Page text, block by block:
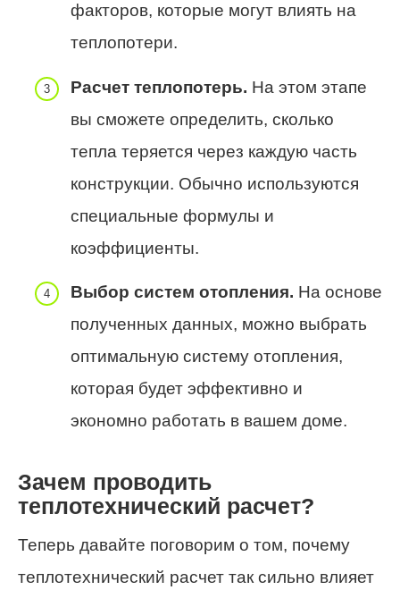
факторов, которые могут влиять на
теплопотери.
Расчет теплопотерь. На этом этапе
вы сможете определить, сколько
тепла теряется через каждую часть
конструкции. Обычно используются
специальные формулы и
коэффициенты.
Выбор систем отопления. На основе
полученных данных, можно выбрать
оптимальную систему отопления,
которая будет эффективно и
экономно работать в вашем доме.
Зачем проводить
теплотехнический расчет?
Теперь давайте поговорим о том, почему
теплотехнический расчет так сильно влияет